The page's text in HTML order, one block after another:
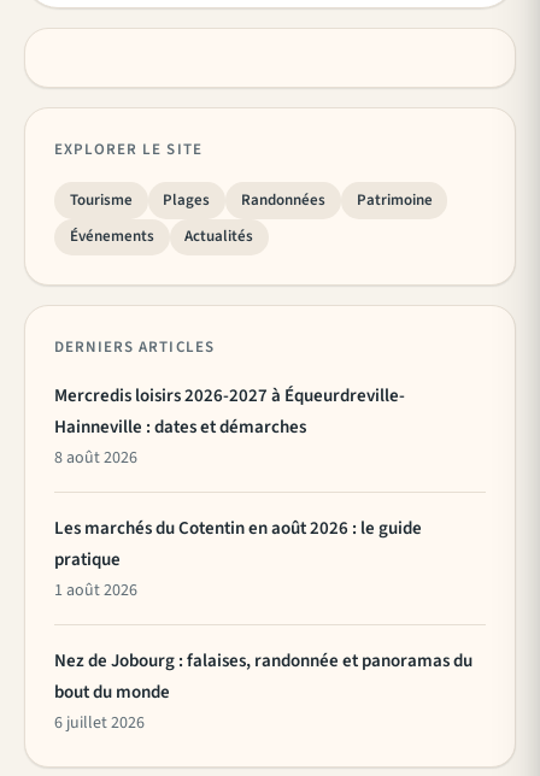
EXPLORER LE SITE
Tourisme Plages Randonnées
Patrimoine
Événements
Actualités
DERNIERS ARTICLES
Mercredis loisirs 2026-2027 à Équeurdreville-
Hainneville : dates et démarches
8 août 2026
Les marchés du Cotentin en août 2026 : le guide
pratique
1 août 2026
Nez de Jobourg : falaises, randonnée et panoramas du
bout du monde
6 juillet 2026